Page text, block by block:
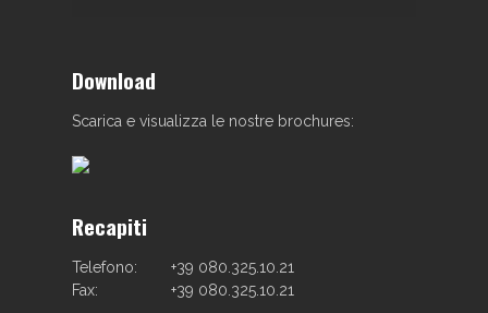
Download
Scarica e visualizza le nostre brochures:
Recapiti
Telefono:
+39 080.325.10.21
Fax:
+39 080.325.10.21